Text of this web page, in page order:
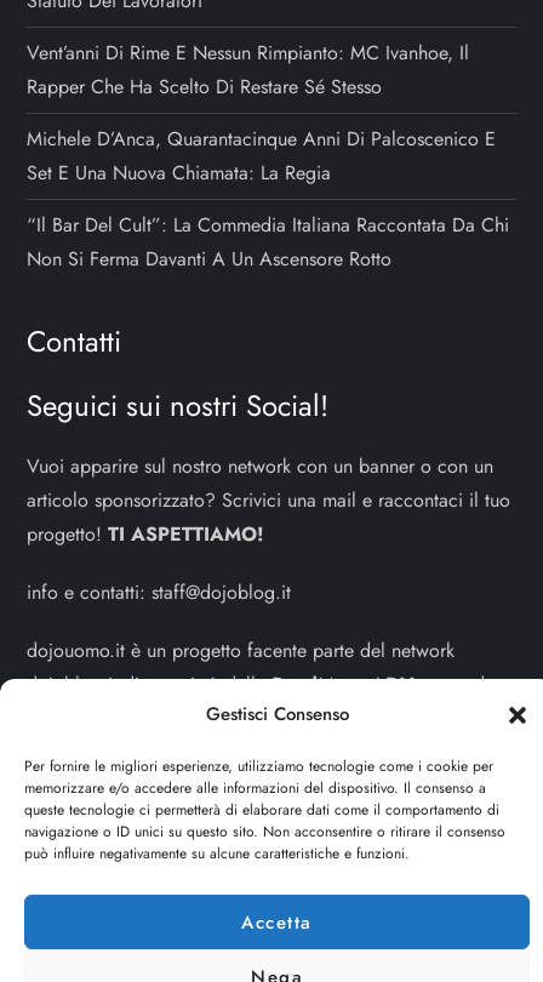
Gestisci Consenso
Per fornire le migliori esperienze, utilizziamo tecnologie come i cookie per
memorizzare e/o accedere alle informazioni del dispositivo. Il consenso a
queste tecnologie ci permetterà di elaborare dati come il comportamento di
navigazione o ID unici su questo sito. Non acconsentire o ritirare il consenso
può influire negativamente su alcune caratteristiche e funzioni.
Accetta
Nega
Vent’anni Di Rime E Nessun Rimpianto: MC Ivanhoe, Il
Rapper Che Ha Scelto Di Restare Sé Stesso
Michele D’Anca, Quarantacinque Anni Di Palcoscenico E
Set E Una Nuova Chiamata: La Regia
“Il Bar Del Cult”: La Commedia Italiana Raccontata Da Chi
Non Si Ferma Davanti A Un Ascensore Rotto
Contatti
Seguici sui nostri Social!
Vuoi apparire sul nostro network con un banner o con un
articolo sponsorizzato? Scrivici una mail e raccontaci il tuo
progetto!TI ASPETTIAMO!
info e contatti:staff@dojoblog.it
dojouomo.it è un progetto facente parte del network
dojoblog.it di proprietà dellaReadMore ADVcon sede
legale in Via delle Sirene 34 - Roma - P.iva:
IT13402731007
Sitemap-Privacy Policy - Cookie Policy